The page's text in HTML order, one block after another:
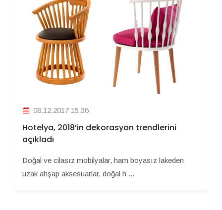
08.12.2017 15:36
Hotelya, 2018’in dekorasyon trendlerini
açıkladı
Doğal ve cilasız mobilyalar, ham boyasız lakeden
uzak ahşap aksesuarlar, doğal h ...